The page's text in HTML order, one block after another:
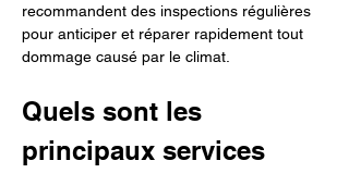
recommandent des inspections régulières
pour anticiper et réparer rapidement tout
dommage causé par le climat.
Quels sont les
principaux services